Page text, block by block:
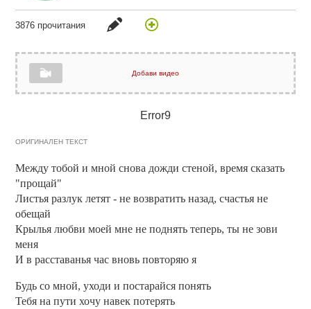
3876 прочитания
Добави видео
Error9
ОРИГИНАЛЕН ТЕКСТ
Между тобой и мной снова дожди стеной, время сказать
"прощай"
Листья разлук летят - не возвратить назад, счастья не
обещай
Крылья любви моей мне не поднять теперь, ты не зови
меня
И в расставанья час вновь повторяю я
Будь со мной, уходи и постарайся понять
Тебя на пути хочу навек потерять